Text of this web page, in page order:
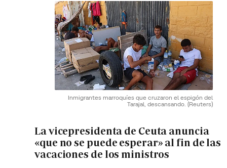
Inmigrantes marroquíes que cruzaron el espigón del
Tarajal, descansando. (Reuters)
La vicepresidenta de Ceuta anuncia
«que no se puede esperar» al fin de las
vacaciones de los ministros